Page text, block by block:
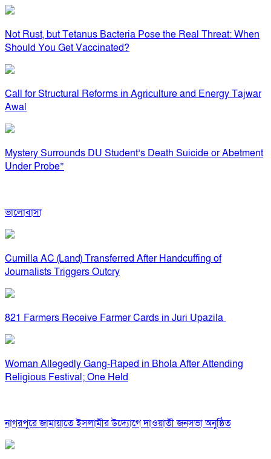
Not Rust, but Tetanus Bacteria Pose the Real Threat: When
Should You Get Vaccinated?
Call for Structural Reforms in Agriculture and Energy Tajwar
Awal
Mystery Surrounds DU Student’s Death Suicide or Abetment
Under Probe”
ভালোবাসা
Cumilla AC (Land) Transferred After Handcuffing of
Journalists Triggers Outcry
821 Farmers Receive Farmer Cards in Juri Upazila
Woman Allegedly Gang-Raped in Bhola After Attending
Religious Festival; One Held
নাগরপুরে জামায়াতে ইসলামীর উদ্যোগে দাওয়াতী জনসভা অনুষ্ঠিত